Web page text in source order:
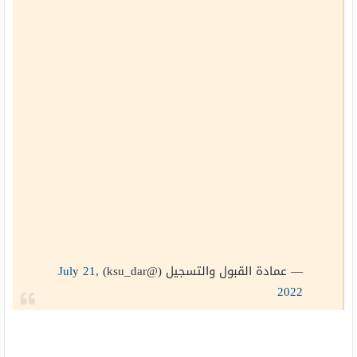
— عمادة القبول والتسجيل (@ksu_dar)
July 21,
2022